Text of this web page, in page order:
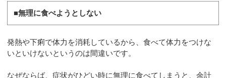
■無理に食べようとしない
発熱や下痢で体力を消耗しているから、食べて体力をつけな
いといけないというのは間違いです。
なぜならば、症状がひどい時に無理に食べてしまうと、余計